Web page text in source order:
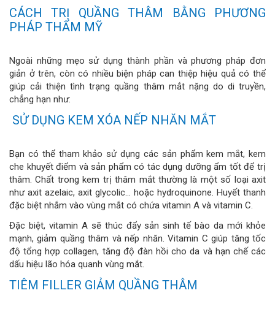
CÁCH TRỊ QUẦNG THÂM BẰNG PHƯƠNG
PHÁP THẨM MỸ
Ngoài những mẹo sử dụng thành phần và phương pháp đơn
giản ở trên, còn có nhiều biện pháp can thiệp hiệu quả có thể
giúp cải thiện tình trạng quầng thâm mắt nặng do di truyền,
chẳng hạn như:
SỬ DỤNG KEM XÓA NẾP NHĂN MẮT
Bạn có thể tham khảo sử dụng các sản phẩm kem mắt, kem
che khuyết điểm và sản phẩm có tác dụng dưỡng ẩm tốt để trị
thâm. Chất trong kem trị thâm mắt thường là một số loại axit
như axit azelaic, axit glycolic… hoặc hydroquinone. Huyết thanh
đặc biệt nhắm vào vùng mắt có chứa vitamin A và vitamin C.
Đặc biệt, vitamin A sẽ thúc đẩy sản sinh tế bào da mới khỏe
mạnh, giảm quầng thâm và nếp nhăn. Vitamin C giúp tăng tốc
độ tổng hợp collagen, tăng độ đàn hồi cho da và hạn chế các
dấu hiệu lão hóa quanh vùng mắt.
TIÊM FILLER GIẢM QUẦNG THÂM